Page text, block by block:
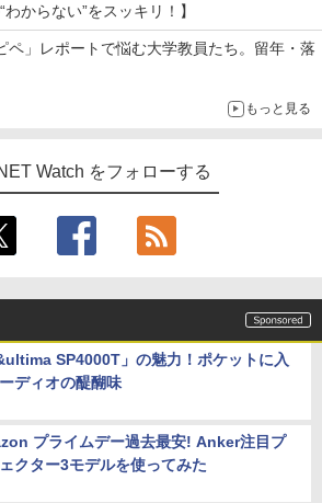
からない”をスッキリ！】
ペ」レポートで悩む大学教員たち。留年・落
もっと見る
Watch をフォローする
SP4000T」の魅力！ポケットに入
ディオの醍醐味
プライムデー過去最安! Anker注目プ
クター3モデルを使ってみた